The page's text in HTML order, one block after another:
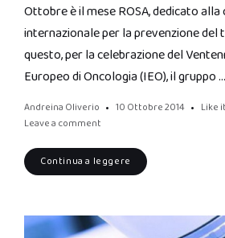
Ottobre è il mese ROSA, dedicato alla
internazionale per la prevenzione del
questo, per la celebrazione del
Europeo di Oncologia (IEO), il gruppo …
Andreina Oliverio 10 Ottobre 2014 Like it
Leave a comment
Continua a leggere